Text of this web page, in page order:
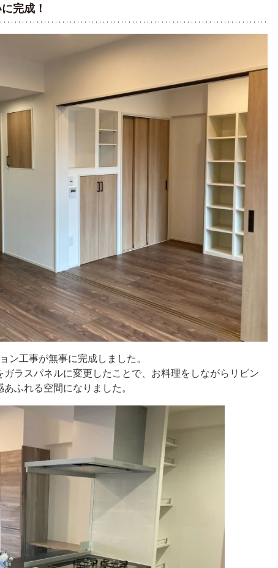
完成！
ン工事が無事に完成しました。
ガラスパネルに変更したことで、お料理をしながらリビン
ふれる空間になりました。